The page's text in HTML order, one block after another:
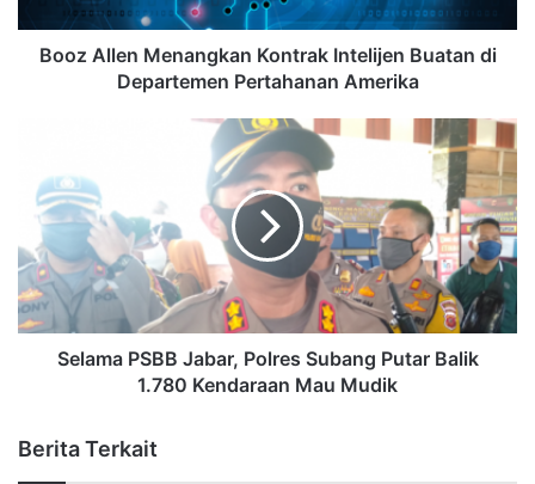
Booz Allen Menangkan Kontrak Intelijen Buatan di
Departemen Pertahanan Amerika
Selama PSBB Jabar, Polres Subang Putar Balik
1.780 Kendaraan Mau Mudik
Berita Terkait